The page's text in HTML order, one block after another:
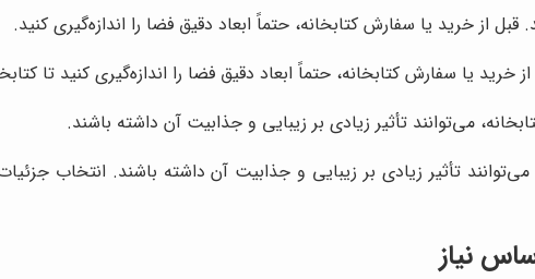
از خرید یا سفارش کتابخانه، حتماً ابعاد دقیق فضا را اندازه‌گیری کنید.
یا سفارش کتابخانه، حتماً ابعاد دقیق فضا را اندازه‌گیری کنید تا
می‌توانند تأثیر زیادی بر زیبایی و جذابیت آن داشته باشند.
می‌توانند تأثیر زیادی بر زیبایی و جذابیت آن داشته باشند. انتخاب
نیاز